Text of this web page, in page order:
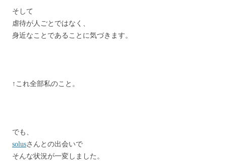
そして
虐待が人ごとではなく、
身近なことであることに気づきます。
↑これ全部私のこと。
でも、
solusさんとの出会いで
そんな状況が一変しました。